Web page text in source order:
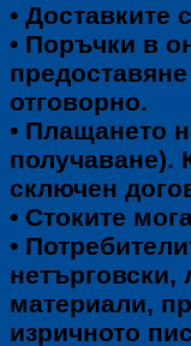
• Доставките
• Поръчки в
отговорно.
• Плащането
получаване).
сключен
• Стоките
•
нетърговски,
материали,
изричното